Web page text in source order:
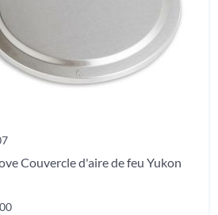
Couvercle d'aire de feu Yukon